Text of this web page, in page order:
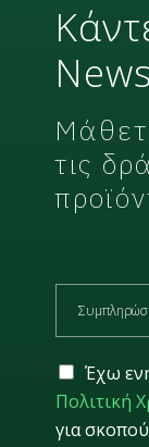
τις
a
l
*
G
D
P
R
Έχω
Πολιτική
για